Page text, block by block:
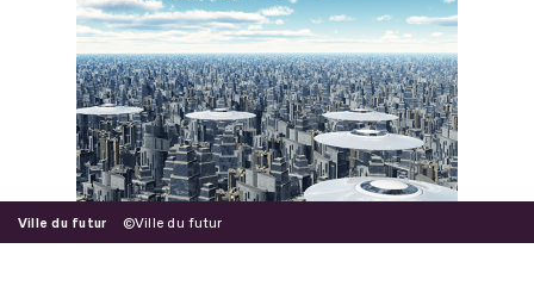
Ville du futur Ville du futur